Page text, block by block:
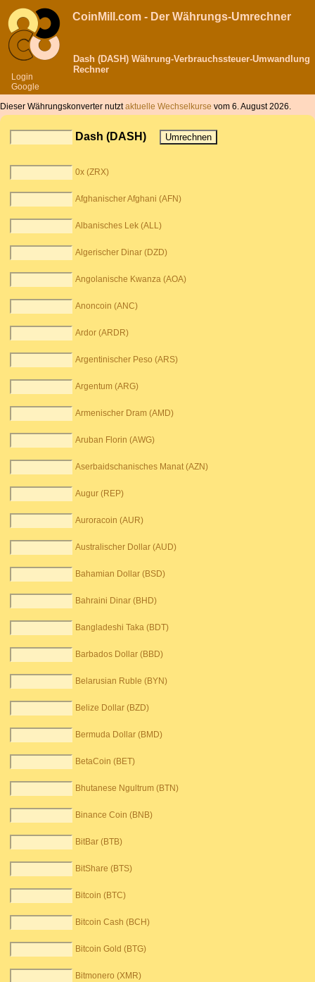
Login
Google
CoinMill.com - Der Währungs-Umrechner
Dash (DASH) Währung-Verbrauchssteuer-Umwandlung
Rechner
Dieser Währungskonverter nutztaktuelle Wechselkurse vom 6. August 2026.
Dash (DASH)
0x (ZRX)
Afghanischer Afghani (AFN)
Albanisches Lek (ALL)
Algerischer Dinar (DZD)
Angolanische Kwanza (AOA)
Anoncoin (ANC)
Ardor (ARDR)
Argentinischer Peso (ARS)
Argentum (ARG)
Armenischer Dram (AMD)
Aruban Florin (AWG)
Aserbaidschanisches Manat (AZN)
Augur (REP)
Auroracoin (AUR)
Australischer Dollar (AUD)
Bahamian Dollar (BSD)
Bahraini Dinar (BHD)
Bangladeshi Taka (BDT)
Barbados Dollar (BBD)
Belarusian Ruble (BYN)
Belize Dollar (BZD)
Bermuda Dollar (BMD)
BetaCoin (BET)
Bhutanese Ngultrum (BTN)
Binance Coin (BNB)
BitBar (BTB)
BitShare (BTS)
Bitcoin (BTC)
Bitcoin Cash (BCH)
Bitcoin Gold (BTG)
Bitmonero (XMR)